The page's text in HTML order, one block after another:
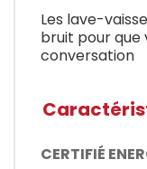
Les lave-
bruit pour que
conversation
CERTIFIÉ